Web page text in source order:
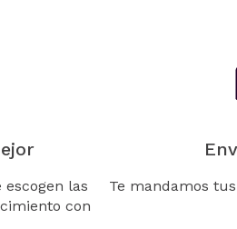
las
con
Te mandamos